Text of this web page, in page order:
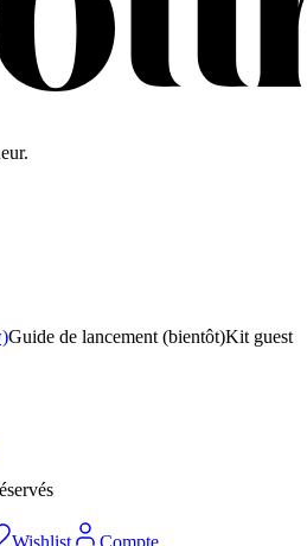
Guide de lancement (bientôt)Kit guest
Wishlist Compte